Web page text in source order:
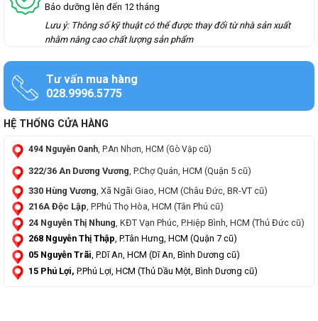
Bảo dưỡng lên đến 12 tháng
Lưu ý: Thông số kỹ thuật có thể được thay đổi từ nhà sản xuất
nhằm nâng cao chất lượng sản phẩm
Tư vấn mua hàng
028.9996.5775
HỆ THỐNG CỬA HÀNG
494 Nguyễn Oanh, P.An Nhơn, HCM (Gò Vập cũ)
322/36 An Dương Vương, P.Chợ Quán, HCM (Quận 5 cũ)
330 Hùng Vương , Xã Ngãi Giao, HCM (Châu Đức, BR-VT cũ)
216A Độc Lập, P.Phú Thọ Hòa, HCM (Tân Phú cũ)
24 Nguyễn Thị Nhung , KĐT Vạn Phúc, P.Hiệp Bình, HCM (Thủ Đức cũ)
268 Nguyễn Thị Thập, P.Tân Hưng, HCM (Quận 7 cũ)
05 Nguyễn Trãi , P.Dĩ An, HCM (Dĩ An, Bình Dương cũ)
15 Phú Lợi, P.Phú Lợi, HCM (Thủ Dầu Một, Bình Dương cũ)